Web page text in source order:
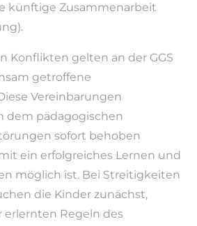
künftige Zusammenarbeit
Konflikten gelten an der GGS
getroffene
Vereinbarungen
dem pädagogischen
sofort behoben
ein erfolgreiches Lernen und
möglich ist. Bei Streitigkeiten
die Kinder zunächst,
Regeln des